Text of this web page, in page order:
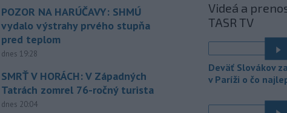
POZOR NA HARÚČAVY: SHMÚ
vydalo výstrahy prvého stupňa
pred teplom
dnes 19:28
SMRŤ V HORÁCH: V Západných
Tatrách zomrel 76-ročný turista
dnes 20:04
stiahla a kontrolu
armáda.
Building
Modeling) už nie je
budúcnosti, ale
spôsob navrhovania,
Videá a
TASR TV
Deväť Slovákov
v Paríži o čo